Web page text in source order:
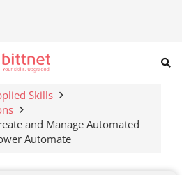
When autocomplete results
Skills
and Manage Automated
Automate